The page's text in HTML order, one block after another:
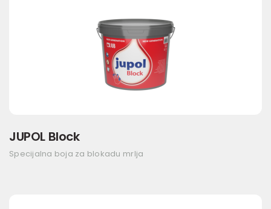
JUPOL Block
Specijalna boja za blokadu mrlja